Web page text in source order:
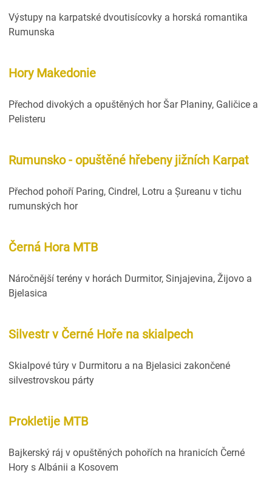
Výstupy na karpatské dvoutisícovky a horská romantika
Rumunska
Hory Makedonie
Přechod divokých a opuštěných hor Šar Planiny, Galičice a
Pelisteru
Rumunsko - opuštěné hřebeny jižních Karpat
Přechod pohoří Paring, Cindrel, Lotru a Șureanu v tichu
rumunských hor
Černá Hora MTB
Náročnější terény v horách Durmitor, Sinjajevina, Žijovo a
Bjelasica
Silvestr v Černé Hoře na skialpech
Skialpové túry v Durmitoru a na Bjelasici zakončené
silvestrovskou párty
Prokletije MTB
Bajkerský ráj v opuštěných pohořích na hranicích Černé
Hory s Albánii a Kosovem